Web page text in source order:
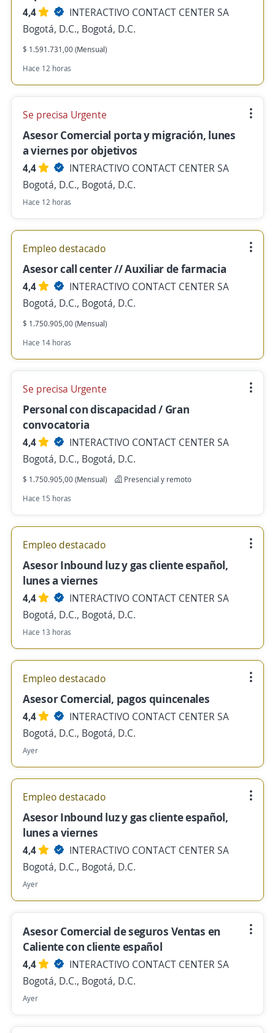
4,4
INTERACTIVO CONTACT CENTER SA
Bogotá, D.C., Bogotá, D.C.
$ 1.591.731,00 (Mensual)
Hace 12 horas
Se precisa Urgente
Asesor Comercial porta y migración, lunes
a viernes por objetivos
4,4
INTERACTIVO CONTACT CENTER SA
Bogotá, D.C., Bogotá, D.C.
Hace 12 horas
Empleo destacado
Asesor call center // Auxiliar de farmacia
4,4
INTERACTIVO CONTACT CENTER SA
Bogotá, D.C., Bogotá, D.C.
$ 1.750.905,00 (Mensual)
Hace 14 horas
Se precisa Urgente
Personal con discapacidad / Gran
convocatoria
4,4
INTERACTIVO CONTACT CENTER SA
Bogotá, D.C., Bogotá, D.C.
$ 1.750.905,00 (Mensual)
Presencial y remoto
Hace 15 horas
Empleo destacado
Asesor Inbound luz y gas cliente español,
lunes a viernes
4,4
INTERACTIVO CONTACT CENTER SA
Bogotá, D.C., Bogotá, D.C.
Hace 13 horas
Empleo destacado
Asesor Comercial, pagos quincenales
4,4
INTERACTIVO CONTACT CENTER SA
Bogotá, D.C., Bogotá, D.C.
Ayer
Empleo destacado
Asesor Inbound luz y gas cliente español,
lunes a viernes
4,4
INTERACTIVO CONTACT CENTER SA
Bogotá, D.C., Bogotá, D.C.
Ayer
Asesor Comercial de seguros Ventas en
Caliente con cliente español
4,4
INTERACTIVO CONTACT CENTER SA
Bogotá, D.C., Bogotá, D.C.
Ayer